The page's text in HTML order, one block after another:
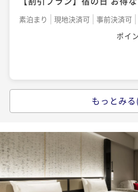
素泊まり 現地決済可 事前決済可
ポイ
【割引プラン】宿の日 お得
ポイ
もっとみ